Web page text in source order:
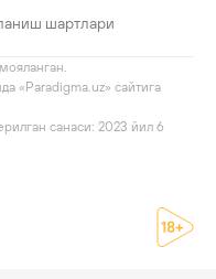
шартлари
«Paradigma.uz» сайтига
санаси: 2023 йил 6